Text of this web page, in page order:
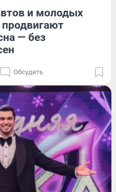
и молодых
— без
Обсудить